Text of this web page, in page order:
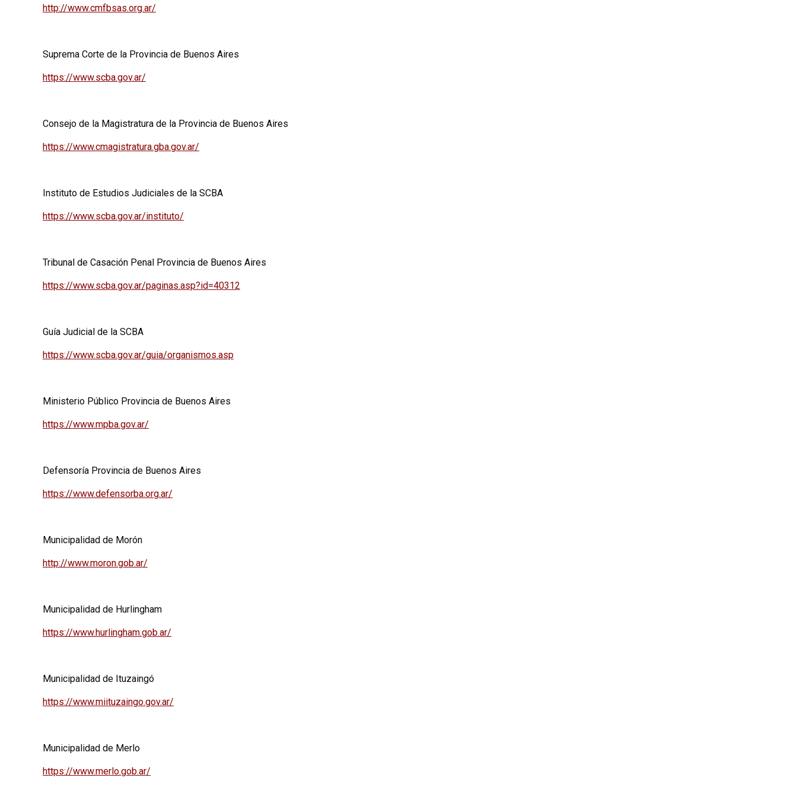
http://www.cmfbsas.org.ar/
Suprema Corte de la Provincia de Buenos Aires
https://www.scba.gov.ar/
Consejo de la Magistratura de la Provincia de Buenos Aires
https://www.cmagistratura.gba.gov.ar/
Instituto de Estudios Judiciales de la SCBA
https://www.scba.gov.ar/instituto/
Tribunal de Casación Penal Provincia de Buenos Aires
https://www.scba.gov.ar/paginas.asp?id=40312
Guía Judicial de la SCBA
https://www.scba.gov.ar/guia/organismos.asp
Ministerio Público Provincia de Buenos Aires
https://www.mpba.gov.ar/
Defensoría Provincia de Buenos Aires
https://www.defensorba.org.ar/
Municipalidad de Morón
http://www.moron.gob.ar/
Municipalidad de Hurlingham
https://www.hurlingham.gob.ar/
Municipalidad de Ituzaingó
https://www.miituzaingo.gov.ar/
Municipalidad de Merlo
https://www.merlo.gob.ar/